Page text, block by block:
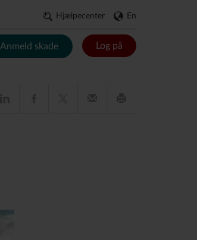
Hjælpecenter En
Anmeld skade Log på